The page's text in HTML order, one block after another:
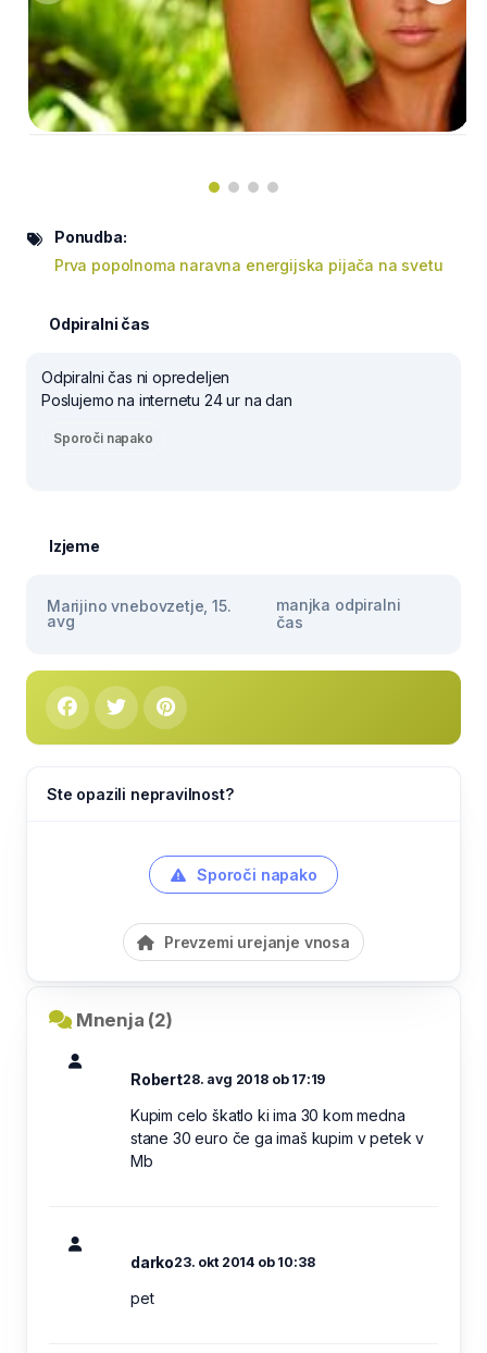
Ponudba:
Prva popolnoma naravna energijska pijača na svetu
Odpiralni čas
Odpiralni čas ni opredeljen
Poslujemo na internetu 24 ur na dan
Sporoči napako
Izjeme
Marijino vnebovzetje, 15.
avg
manjka odpiralni
čas
Ste opazili nepravilnost?
Sporoči napako
Prevzemi urejanje vnosa
Mnenja (2)
Robert28. avg 2018 ob 17:19
Kupim celo škatlo ki ima 30 kom medna
stane 30 euro če ga imaš kupim v petek v
Mb
darko23. okt 2014 ob 10:38
pet